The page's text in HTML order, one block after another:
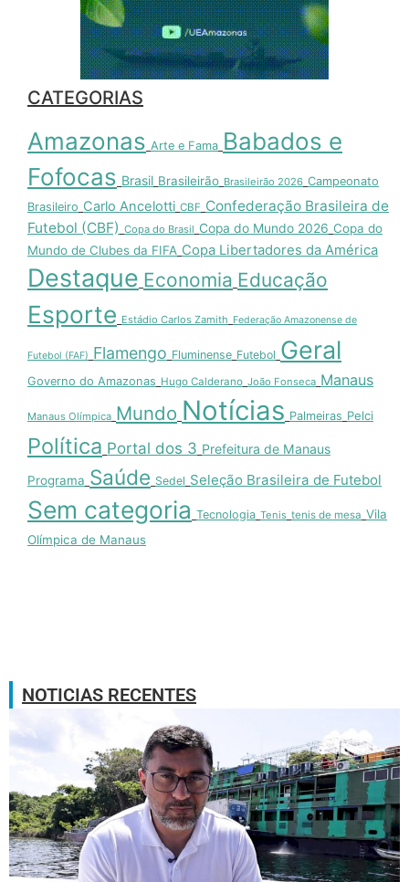
CATEGORIAS
Amazonas Arte e Fama Babados e
Fofocas Brasil Brasileirão Brasileirão 2026 Campeonato
Brasileiro Carlo Ancelotti CBF Confederação Brasileira de
Futebol (CBF) Copa do Brasil Copa do Mundo 2026 Copa do
Mundo de Clubes da FIFA Copa Libertadores da América
Destaque Economia Educação
Esporte Estádio Carlos Zamith Federação Amazonense de
Futebol (FAF) Flamengo Fluminense Futebol Geral
Governo do Amazonas Hugo Calderano João Fonseca Manaus
Manaus Olímpica Mundo Notícias Palmeiras Pelci
Política Portal dos 3 Prefeitura de Manaus
Programa Saúde Sedel Seleção Brasileira de Futebol
Sem categoria Tecnologia Tenis tenis de mesa Vila
Olímpica de Manaus
NOTICIAS RECENTES